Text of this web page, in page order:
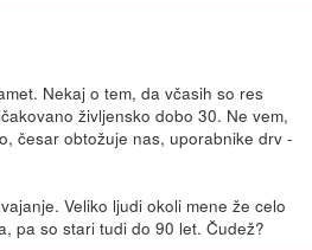
Nekaj o tem, da včasih so res
življensko dobo 30. Ne vem,
česar obtožuje nas, uporabnike drv -
Veliko ljudi okoli mene že celo
pa so stari tudi do 90 let. Čudež?